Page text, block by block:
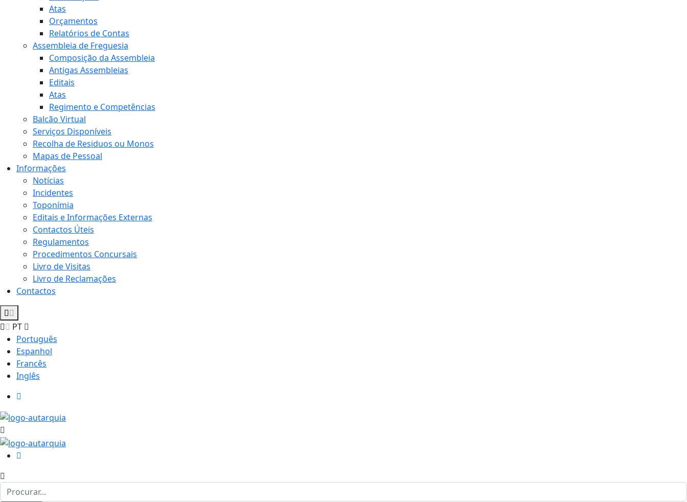
Atas
Orçamentos
Relatórios de Contas
Assembleia de Freguesia
Composição da Assembleia
Antigas Assembleias
Editais
Atas
Regimento e Competências
Balcão Virtual
Serviços Disponíveis
Recolha de Residuos ou Monos
Mapas de Pessoal
Informações
Notícias
Incidentes
Toponímia
Editais e Informações Externas
Contactos Úteis
Regulamentos
Procedimentos Concursais
Livro de Visitas
Livro de Reclamações
Contactos
PT
Português
Espanhol
Francês
Inglês